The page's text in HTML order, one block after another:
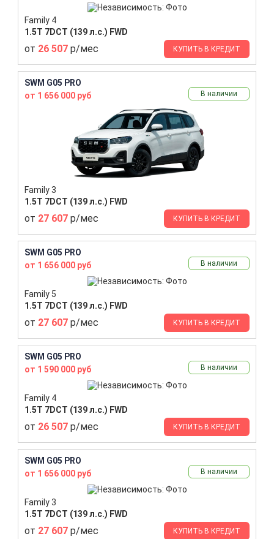
Family 4
1.5T 7DCT (139 л.с.) FWD
от 26 507 р/мес КУПИТЬ В КРЕДИТ
SWM G05 PRO
от 1 656 000 руб
В наличии
Family 3
1.5T 7DCT (139 л.с.) FWD
от 27 607 р/мес КУПИТЬ В КРЕДИТ
SWM G05 PRO
от 1 656 000 руб
В наличии
Family 5
1.5T 7DCT (139 л.с.) FWD
от 27 607 р/мес КУПИТЬ В КРЕДИТ
SWM G05 PRO
от 1 590 000 руб
В наличии
Family 4
1.5T 7DCT (139 л.с.) FWD
от 26 507 р/мес КУПИТЬ В КРЕДИТ
SWM G05 PRO
от 1 656 000 руб
В наличии
Family 3
1.5T 7DCT (139 л.с.) FWD
от 27 607 р/мес КУПИТЬ В КРЕДИТ